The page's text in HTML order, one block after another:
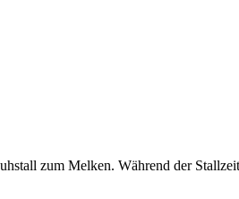
zum Melken. Während der